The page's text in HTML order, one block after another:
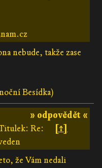
nebude, takže zase
Besídka)
» odpovědět «
Re:
[↑]
že Vám nedali